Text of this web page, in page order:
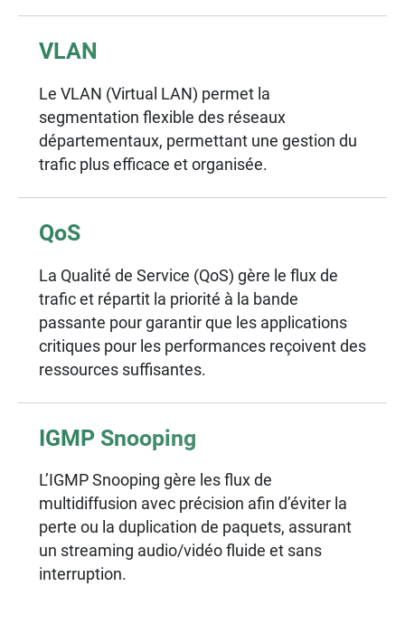
VLAN
Le VLAN (Virtual LAN) permet la
segmentation flexible des réseaux
départementaux, permettant une gestion du
trafic plus efficace et organisée.
QoS
La Qualité de Service (QoS) gère le flux de
trafic et répartit la priorité à la bande
passante pour garantir que les applications
critiques pour les performances reçoivent des
ressources suffisantes.
IGMP Snooping
L’IGMP Snooping gère les flux de
multidiffusion avec précision afin d’éviter la
perte ou la duplication de paquets, assurant
un streaming audio/vidéo fluide et sans
interruption.